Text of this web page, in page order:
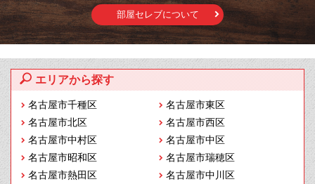
部屋セレブについて
エリアから探す
名古屋市千種区
名古屋市東区
名古屋市北区
名古屋市西区
名古屋市中村区
名古屋市中区
名古屋市昭和区
名古屋市瑞穂区
名古屋市熱田区
名古屋市中川区